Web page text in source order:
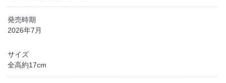
発売時期
2026年7月
サイズ
全高約17cm